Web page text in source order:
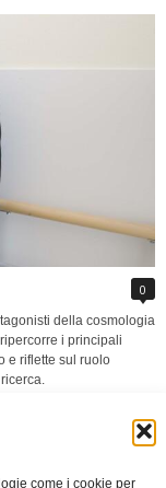
come i cookie per
0
della cosmologia
i principali
e riflette sul ruolo